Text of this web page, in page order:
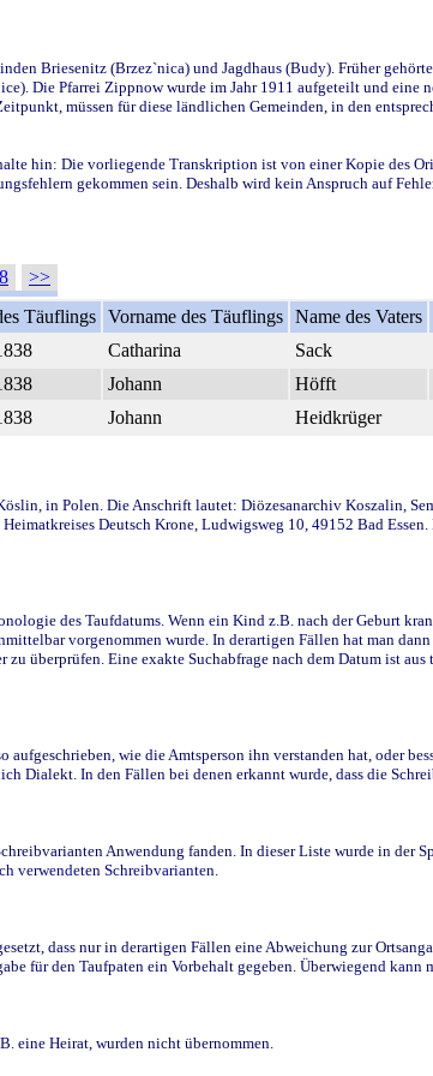
Briesenitz (Brzez`nica) und Jagdhaus (Budy). Früher
Die Pfarrei Zippnow wurde im Jahr 1911 aufgeteilt und
müssen für diese ländlichen Gemeinden, in den
hin: Die vorliegende Transkription ist von einer Kopie des
gekommen sein. Deshalb wird kein Anspruch auf
>>
Täuflings Vorname des Täuflings Name des Vaters
Catharina Sack
Johann Höfft
Johann Heidkrüger
in Polen. Die Anschrift lautet: Diözesanarchiv Koszalin,
Deutsch Krone, Ludwigsweg 10, 49152 Bad
des Taufdatums. Wenn ein Kind z.B. nach der Geburt
vorgenommen wurde. In derartigen Fällen hat man
überprüfen. Eine exakte Suchabfrage nach dem Datum ist
wie die Amtsperson ihn verstanden hat, oder
Dialekt. In den Fällen bei denen erkannt wurde, dass die
Anwendung fanden. In dieser Liste wurde in der
verwendeten Schreibvarianten.
dass nur in derartigen Fällen eine Abweichung zur
für den Taufpaten ein Vorbehalt gegeben. Überwiegend kann
eine Heirat, wurden nicht übernommen.